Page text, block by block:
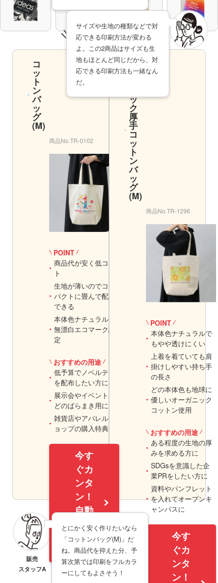
サイズや生地の種類などで対
応できる印刷方法が変わる
よ。この2商品はサイズも生
地もほとんど同じだから、対
応できる印刷方法も一緒なん
だ。
比較のまとめ
コ
ッ
ト
ン
バ
ッ
グ
(M)
コットンバッグ(M)
商品番号商品No.TR-0102
商品の使用イメージ
POINT
商品代が安く低コス
ト
生地が薄いのでコン
パクトに畳んで配布
できる
本体色ナチュラルは
無漂白エコマーク認
定
おすすめの用途
低予算でノベルティ
を配布したい方に
展示会やイベントな
どのばらまき用に
雑貨店やアパレルシ
ョップの購入特典に
商品ページのリンク
今す
ぐカ
ンタ
ン！
自動
見積
商品
ペー
ジへ
オ
ー
ッ
ク
厚
手
コ
ッ
ト
ン
バ
ッ
グ
(M)
オーガニック厚手コ
商品番号商品No.TR-1296
商品の使用イメージ
POINT
本体色ナチュラルで
もやや透けにくい
上着を着ていても肩
掛けしやすい持ち手
の長さ
どの本体色も地球に
優しいオーガニック
コットン使用
おすすめの用途
ある程度の生地の厚
みを求める方に
SDGsを意識した企
業PRをしたい方に
資料やパンフレット
を入れてオープンキ
ャンパスに
商品ページのリンク
今す
ぐカ
ンタ
ン！
とにかく安く作りたいなら
「コットンバッグ(M)」だ
ね。商品代を抑えた分、予
算次第では印刷をフルカラ
ーにしてもよさそう！
販売
スタッフA